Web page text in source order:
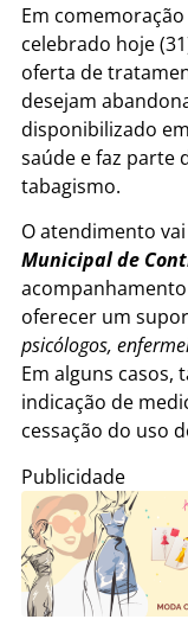
Em comemoração
celebrado hoje
oferta de
desejam
disponibilizado
saúde e faz parte
tabagismo.
O atendimento
Municipal de
oferecer um
psicólogos,
Em alguns casos,
indicação de
cessação do uso
Publicidade